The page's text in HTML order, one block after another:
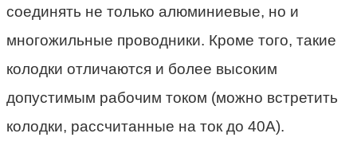
соединять не только алюминиевые, но и
многожильные проводники. Кроме того, такие
колодки отличаются и более высоким
допустимым рабочим током (можно встретить
колодки, рассчитанные на ток до 40А).